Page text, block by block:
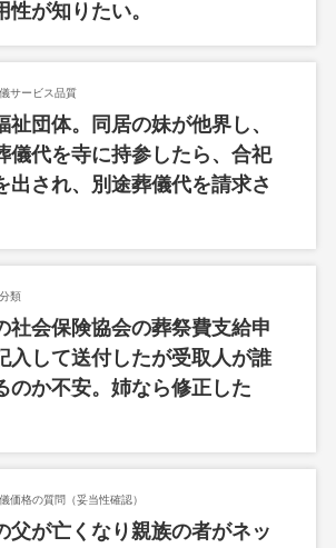
が知りたい。
サービス品質
祉団体。同居の妹が他界し、
儀代を寺に持参したら、合祀
出され、別途葬儀代を請求さ
類
社会保険協会の葬祭費支給申
入して送付したが受取人が誰
のか不安。姉なら修正した
価格の質問（妥当性確認）
父が亡くなり親族の者がネッ